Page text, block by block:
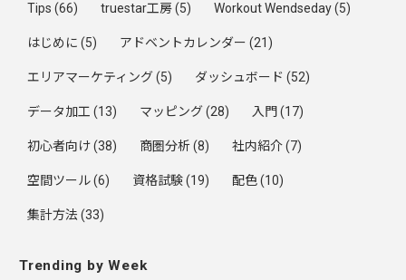
Tips (66) truestar工房(5) Workout Wendseday(5)
はじめに (5) アドベントカレンダー (21)
エリアマーケティング(5) ダッシュボード (52)
データ加工 (13) マッピング(28) 入門 (17)
初心者向け(38) 商圏分析(8) 社内紹介(7)
空間ツール(6) 資格試験(19) 配色(10)
集計方法 (33)
Trending by Week